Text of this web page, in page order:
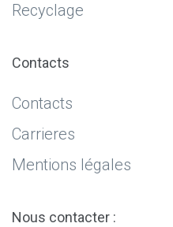
Recyclage
Contacts
Contacts
Carrieres
Mentions légales
Nous contacter :